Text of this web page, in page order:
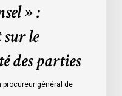
» :
le
des parties
général de